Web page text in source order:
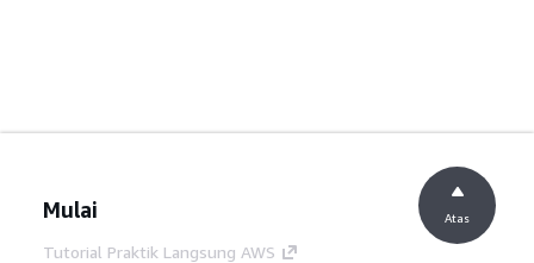
Mulai
Tutorial Praktik Langsung AWS
Atas